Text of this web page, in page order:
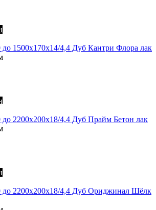
до 1500х170х14/4,4 Дуб Кантри Флора лак
до 2200х200х18/4,4 Дуб Прайм Бетон лак
до 2200х200х18/4,4 Дуб Ориджинал Шёлк